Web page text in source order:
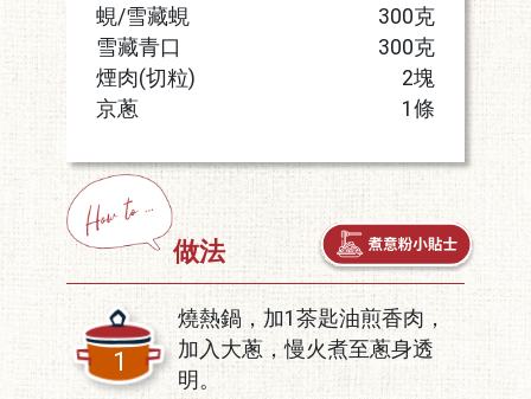
蜆/雪藏蜆
300克
雪藏青口
300克
煙肉(切粒)
2塊
京蔥
1條
做法
1
燒熱鍋，加1茶匙油煎香肉，
加入大蔥，慢火煮至蔥身透
明。